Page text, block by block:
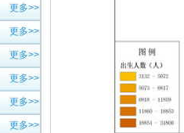
更多>>
更多>>
更多>>
更多>>
更多>>
更多>>